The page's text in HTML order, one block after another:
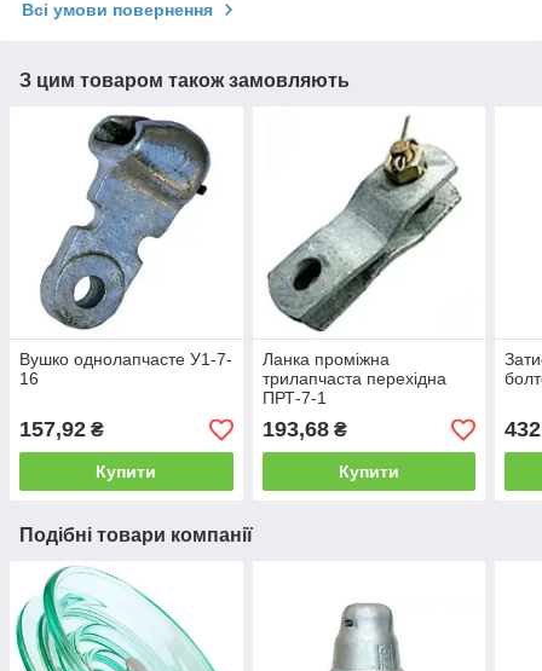
Всі умови повернення
З цим товаром також замовляють
Вушко однолапчасте У1-7-
16
157,92 ₴
Купити
Ланка проміжна
трилапчаста перехідна
ПРТ-7-1
193,68₴
Купити
432
Подібні товари компанії